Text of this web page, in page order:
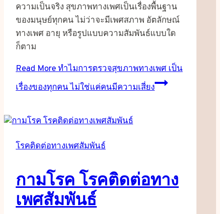
ความเป็นจริง สุขภาพทางเพศเป็นเรื่องพื้นฐาน
ของมนุษย์ทุกคน ไม่ว่าจะมีเพศสภาพ อัตลักษณ์
ทางเพศ อายุ หรือรูปแบบความสัมพันธ์แบบใด
ก็ตาม
Read Moreทำไมการตรวจสุขภาพทางเพศ เป็น
เรื่องของทุกคน ไม่ใช่แค่คนมีความเสี่ยง
โรคติดต่อทางเพศสัมพันธ์
กามโรค โรคติดต่อทาง
เพศสัมพันธ์